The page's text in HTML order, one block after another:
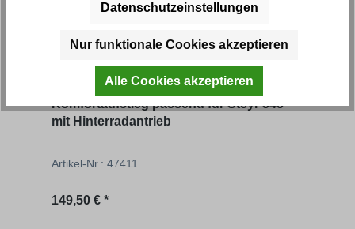
Komfortaufstieg passend für Steyr 545
mit Hinterradantrieb
Artikel-Nr.: 47411
Regulärer Preis:
149,50 € *
Datenschutzeinstellungen
Nur funktionale Cookies akzeptieren
Alle Cookies akzeptieren